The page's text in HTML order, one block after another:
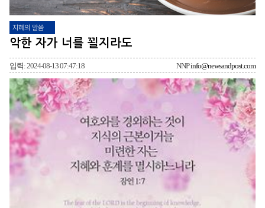
지혜의 말씀
악한 자가 너를 꾈지라도
입력: 2024-08-13 07:47:18 NNPinfo@newsandpost.com